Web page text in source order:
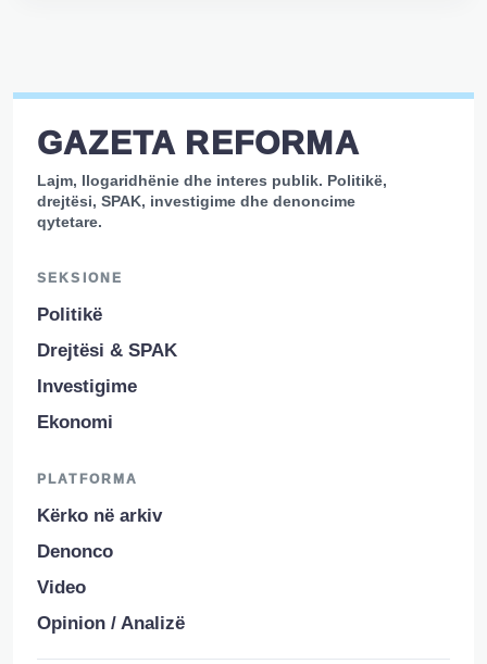
GAZETA REFORMA
Lajm, llogaridhënie dhe interes publik. Politikë,
drejtësi, SPAK, investigime dhe denoncime
qytetare.
SEKSIONE
Politikë
Drejtësi & SPAK
Investigime
Ekonomi
PLATFORMA
Kërko në arkiv
Denonco
Video
Opinion / Analizë